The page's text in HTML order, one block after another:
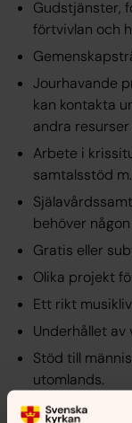
Gudstjänster,
förtvivlan och
Jourhavande
kan kontakta
andra
Arbete i
samtalsstöd
behöver
Gratis eller
Olika projekt
Ett rikt
Underhållet av
Stöd till
utomlands.
Stöd till de som